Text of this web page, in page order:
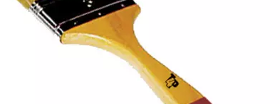
График платежей
Сегодня
25 %